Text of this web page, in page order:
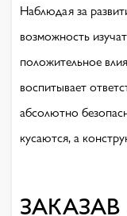
Наблюдая за
возможность
положительное
воспитывает
абсолютно
кусаются, а